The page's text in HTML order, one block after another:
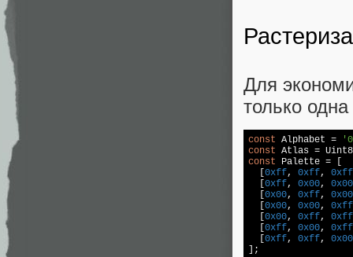
Для
только
const Alphabet =
const Atlas =
const Palette = [
0xff, 0xff, 0xff
0xff, 0x00, 0x00
0x00, 0xff, 0x00
0x00, 0x00, 0xff
0x00, 0xff, 0xff
0xff, 0x00, 0xff
0xff, 0xff, 0x00
];